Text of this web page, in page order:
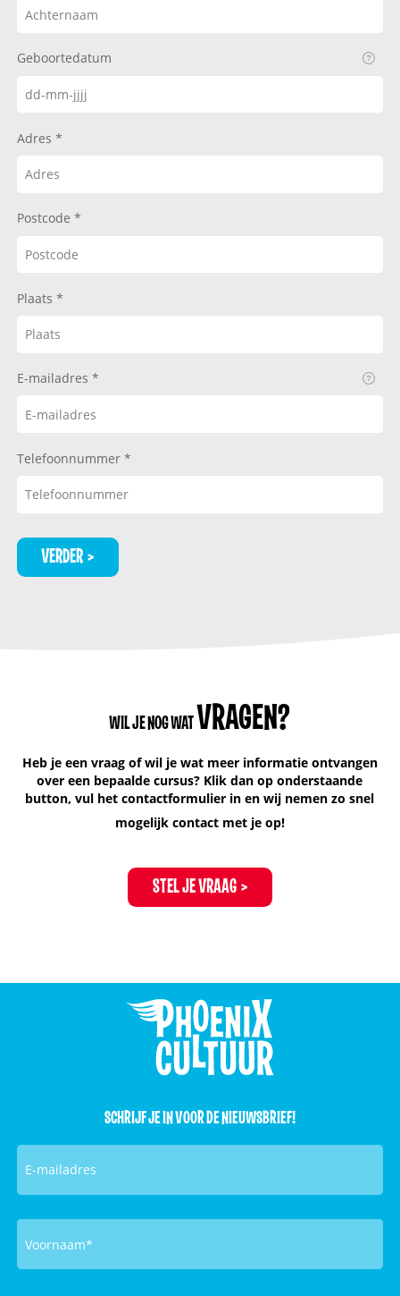
Geboortedatum
Adres
Postcode
Plaats
E-mailadres
Telefoonnummer
VERDER
WIL JE NOG WATVRAGEN?
Heb je een vraag of wil je wat meer informatie ontvangen
over een bepaalde cursus? Klik dan op onderstaande
button, vul het contactformulier in en wij nemen zo snel
mogelijk contact met je op!
STEL JE VRAAG
SCHRIJF JE IN VOOR DE NIEUWSBRIEF!